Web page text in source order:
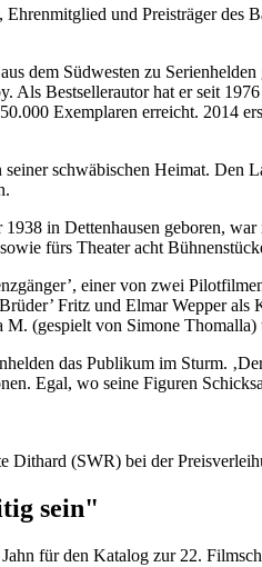
und Preisträger
dem Südwesten zu
Als Bestsellerautor hat er seit
Exemplaren erreicht. 2014
schwäbischen Heimat.
in Dettenhausen geboren,
fürs Theater acht
einer von zwei
Fritz und Elmar Wepper
(gespielt von Simone
das Publikum im Sturm.
Egal, wo seine Figuren
Dithard (SWR) bei der
sein"
für den Katalog zur 22.